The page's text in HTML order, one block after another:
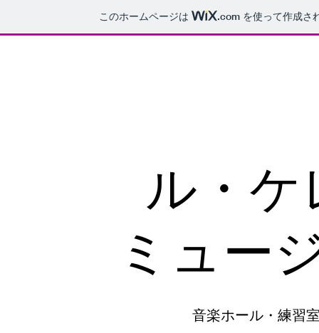
このホームページは .comを使って作成さ
ル・
ミュー
音楽ホール・練習